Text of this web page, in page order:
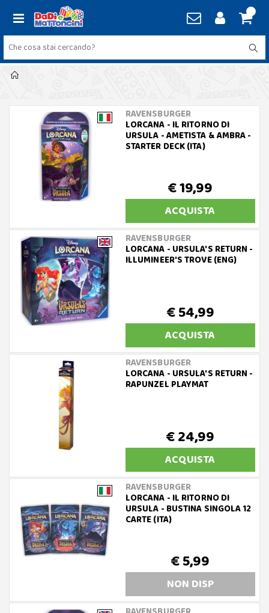
RAVENSBURGER
LORCANA - IL RITORNO DI
URSULA - AMETISTA & AMBRA -
STARTER DECK (ITA)
€ 19,99
ACQUISTA
RAVENSBURGER
LORCANA - URSULA'S RETURN -
ILLUMINEER'S TROVE (ENG)
€ 54,99
ACQUISTA
RAVENSBURGER
LORCANA - URSULA'S RETURN -
RAPUNZEL PLAYMAT
€ 24,99
ACQUISTA
RAVENSBURGER
LORCANA - IL RITORNO DI
URSULA - BUSTINA SINGOLA 12
CARTE (ITA)
€ 5,99
NON DISP